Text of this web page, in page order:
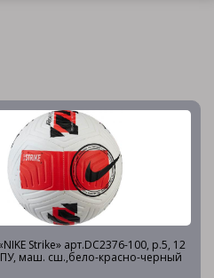
Strike» арт.DC2376-100, р.5, 12
маш. сш.,бело-красно-черный